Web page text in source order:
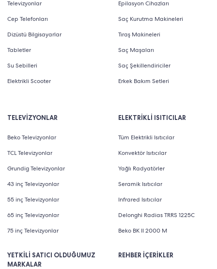
Televizyonlar
Cep Telefonları
Dizüstü Bilgisayarlar
Tabletler
Su Sebilleri
Elektrikli Scooter
Epilasyon Cihazları
Saç Kurutma Makineleri
Tıraş Makineleri
Saç Maşaları
Saç Şekillendiriciler
Erkek Bakım Setleri
TELEVİZYONLAR
Beko Televizyonlar
TCL Televizyonlar
Grundig Televizyonlar
43 inç Televizyonlar
55 inç Televizyonlar
65 inç Televizyonlar
75 inç Televizyonlar
YETKİLİ SATICI OLDUĞUMUZ
MARKALAR
ELEKTRİKLİ ISITICILAR
Tüm Elektrikli Isıtıcılar
Konvektör Isıtıcılar
Yağlı Radyatörler
Seramik Isıtıcılar
Infrared Isıtıcılar
Delonghi Radias TRRS 1225C
Beko BK II 2000 M
REHBER İÇERİKLER